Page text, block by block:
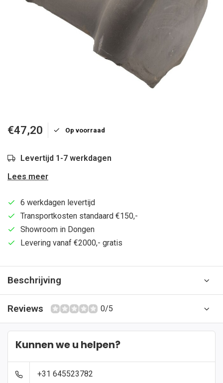
€47,20 Op voorraad
Levertijd 1-7 werkdagen
Lees meer
6 werkdagen levertijd
Transportkosten standaard €150,-
Showroom in Dongen
Levering vanaf €2000,- gratis
Beschrijving
Reviews 0/5
Kunnen we u helpen?
+31 645523782